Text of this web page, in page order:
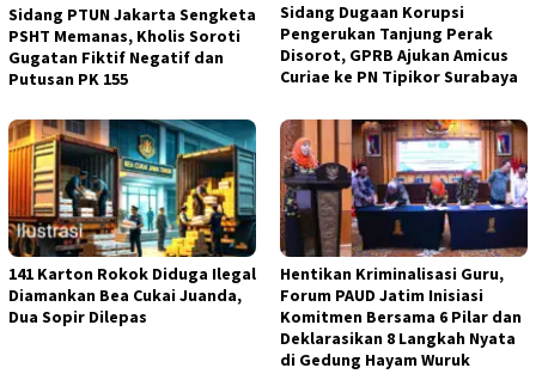
Sidang PTUN Jakarta Sengketa
PSHT Memanas, Kholis Soroti
Gugatan Fiktif Negatif dan
Putusan PK 155
Sidang Dugaan Korupsi
Pengerukan Tanjung Perak
Disorot, GPRB Ajukan Amicus
Curiae ke PN Tipikor Surabaya
141 Karton Rokok Diduga Ilegal
Diamankan Bea Cukai Juanda,
Dua Sopir Dilepas
Hentikan Kriminalisasi Guru,
Forum PAUD Jatim Inisiasi
Komitmen Bersama 6 Pilar dan
Deklarasikan 8 Langkah Nyata
di Gedung Hayam Wuruk